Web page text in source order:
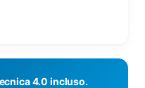
4.0 incluso.